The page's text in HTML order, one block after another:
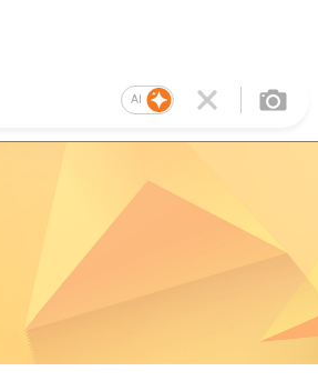
AI